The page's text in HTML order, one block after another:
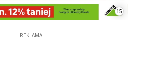
15
REKLAMA